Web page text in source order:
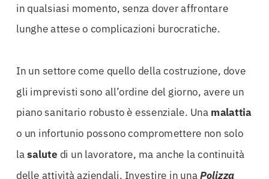
in qualsiasi momento, senza dover affrontare
lunghe attese o complicazioni burocratiche.
In un settore come quello della costruzione, dove
gli imprevisti sono all’ordine del giorno, avere un
piano sanitario robusto è essenziale. Una malattia
o un infortunio possono compromettere non solo
lasalute di un lavoratore, ma anche la continuità
delle attività aziendali. Investire in unaPolizza